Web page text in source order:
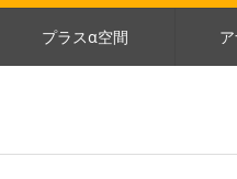
プラスα空間